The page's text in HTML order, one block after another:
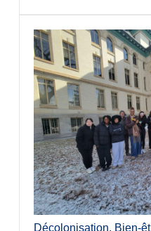
Décolonisation, Bien-